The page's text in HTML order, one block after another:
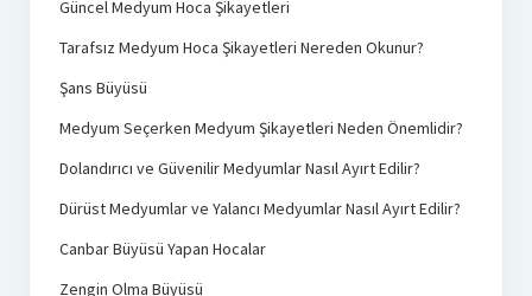
Güncel Medyum Hoca Şikayetleri
Tarafsız Medyum Hoca Şikayetleri Nereden Okunur?
Şans Büyüsü
Medyum Seçerken Medyum Şikayetleri Neden Önemlidir?
Dolandırıcı ve Güvenilir Medyumlar Nasıl Ayırt Edilir?
Dürüst Medyumlar ve Yalancı Medyumlar Nasıl Ayırt Edilir?
Canbar Büyüsü Yapan Hocalar
Zengin Olma Büyüsü